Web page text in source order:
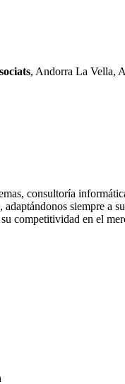
, Andorra La Vella,
consultoría
siempre a
competitividad en el